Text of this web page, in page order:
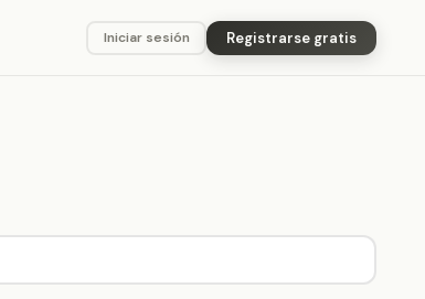
Iniciar sesión Registrarse gratis